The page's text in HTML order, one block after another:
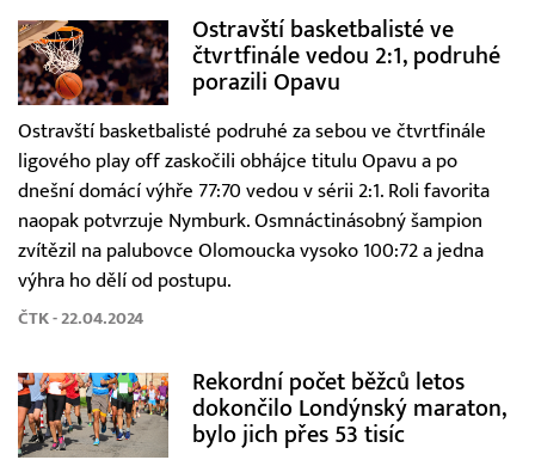
Ostravští basketbalisté ve
čtvrtfinále vedou 2:1, podruhé
porazili Opavu
Ostravští basketbalisté podruhé za sebou ve čtvrtfinále
ligového play off zaskočili obhájce titulu Opavu a po
dnešní domácí výhře 77:70 vedou v sérii 2:1. Roli favorita
naopak potvrzuje Nymburk. Osmnáctinásobný šampion
zvítězil na palubovce Olomoucka vysoko 100:72 a jedna
výhra ho dělí od postupu.
ČTK - 22.04.2024
Rekordní počet běžců letos
dokončilo Londýnský maraton,
bylo jich přes 53 tisíc